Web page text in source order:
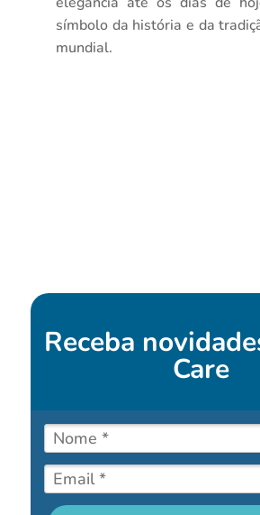
símbolo da história e da
mundial.
Receba
Care